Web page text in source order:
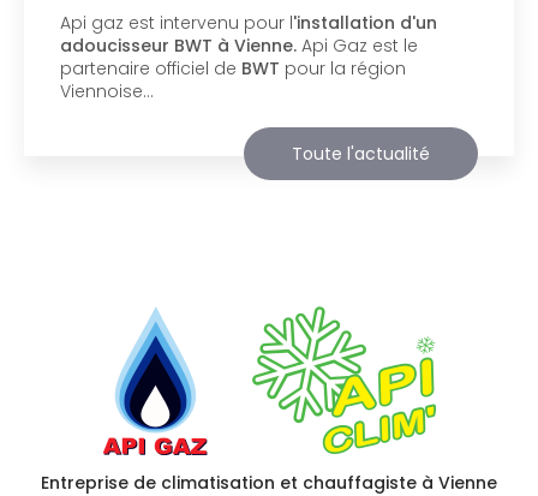
Api Gaz à Viennevous présente son nouveau
support de communication web réalisé par la
sociétéBIIM COM . Vous souhaitant une
agréable visite, si vous avez besoin…
Toute l'actualité
Entreprise de climatisation et chauffagiste à Vienne